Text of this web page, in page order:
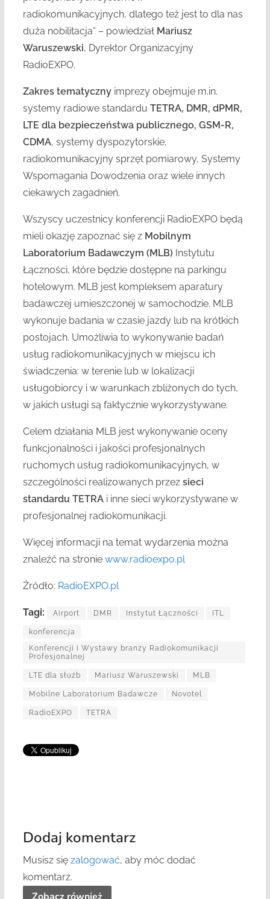
radiokomunikacyjnych, dlatego też jest to dla nas
duża nobilitacja” – powiedział Mariusz
Waruszewski, Dyrektor Organizacyjny
RadioEXPO.
Zakres tematycznyimprezy obejmuje m.in.
systemy radiowe standardu TETRA, DMR, dPMR,
LTE dla bezpieczeństwa publicznego, GSM-R,
CDMA, systemy dyspozytorskie,
radiokomunikacyjny sprzęt pomiarowy, Systemy
Wspomagania Dowodzenia oraz wiele innych
ciekawych zagadnień.
Wszyscy uczestnicy konferencji RadioEXPO będą
mieli okazję zapoznać się z Mobilnym
Laboratorium Badawczym (MLB) Instytutu
Łączności, które będzie dostępne na parkingu
hotelowym. MLB jest kompleksem aparatury
badawczej umieszczonej w samochodzie. MLB
wykonuje badania w czasie jazdy lub na krótkich
postojach. Umożliwia to wykonywanie badań
usług radiokomunikacyjnych w miejscu ich
świadczenia: w terenie lub w lokalizacji
usługobiorcy i w warunkach zbliżonych do tych,
w jakich usługi są faktycznie wykorzystywane.
Celem działania MLB jest wykonywanie oceny
funkcjonalności i jakości profesjonalnych
ruchomych usług radiokomunikacyjnych, w
szczególności realizowanych przez sieci
standardu TETRAi inne sieci wykorzystywane w
profesjonalnej radiokomunikacji.
Więcej informacji na temat wydarzenia można
znaleźć na stronie www.radioexpo.pl
Źródło: RadioEXPO.pl
Tagi: Airport DMR Instytut Łączności ITL
konferencja
Konferencji i Wystawy branży Radiokomunikacji
Profesjonalnej
LTE dla służb Mariusz Waruszewski MLB
Mobilne Laboratorium Badawcze Novotel
RadioEXPO TETRA
Dodaj komentarz
Musisz się zalogować, aby móc dodać
komentarz.